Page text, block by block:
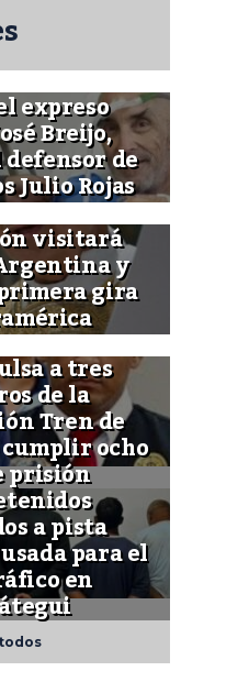
expreso
Breijo,
de
Julio Rojas
visitará
y
gira
a tres
de la
Tren de
ocho
prisión
a pista
para el
en